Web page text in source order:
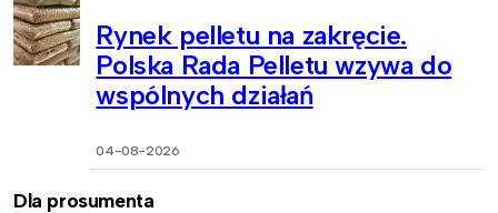
Rynek pelletu na zakręcie.
Polska Rada Pelletu wzywa do
wspólnych działań
04-08-2026
Dla prosumenta